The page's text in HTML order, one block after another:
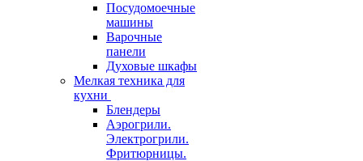
Посудомоечные
машины
Варочные
панели
Духовые шкафы
Мелкая техника для
кухни
Блендеры
Аэрогрили.
Электрогрили.
Фритюрницы.